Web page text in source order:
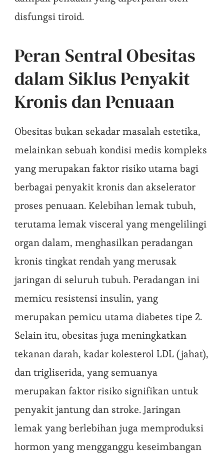
disfungsi tiroid.
Peran Sentral Obesitas
dalam Siklus Penyakit
Kronis dan Penuaan
Obesitas bukan sekadar masalah estetika,
melainkan sebuah kondisi medis kompleks
yang merupakan faktor risiko utama bagi
berbagai penyakit kronis dan akselerator
proses penuaan. Kelebihan lemak tubuh,
terutama lemak visceral yang mengelilingi
organ dalam, menghasilkan peradangan
kronis tingkat rendah yang merusak
jaringan di seluruh tubuh. Peradangan ini
memicu resistensi insulin, yang
merupakan pemicu utama diabetes tipe 2.
Selain itu, obesitas juga meningkatkan
tekanan darah, kadar kolesterol LDL (jahat),
dan trigliserida, yang semuanya
merupakan faktor risiko signifikan untuk
penyakit jantung dan stroke. Jaringan
lemak yang berlebihan juga memproduksi
hormon yang mengganggu keseimbangan